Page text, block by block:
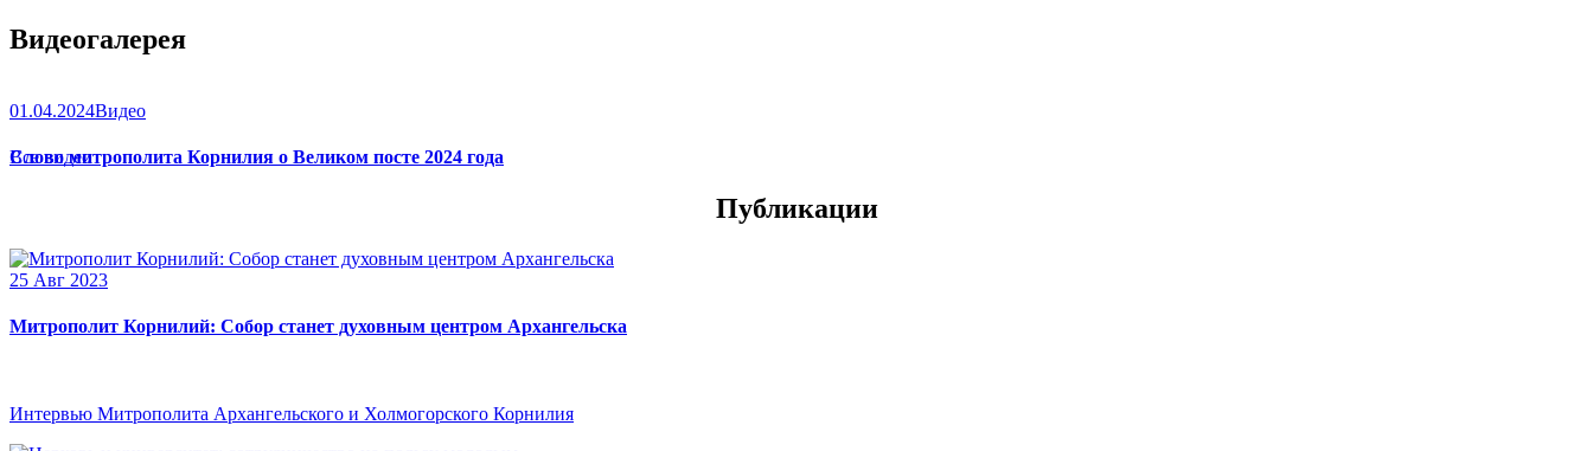
Видеогалерея
01.04.2024Видео
Слово митрополита Корнилия о Великом посте 2024 года
Все видео
Публикации
25 Авг 2023
Митрополит Корнилий: Собор станет духовным центром Архангельска
Интервью Митрополита Архангельского и Холмогорского Корнилия